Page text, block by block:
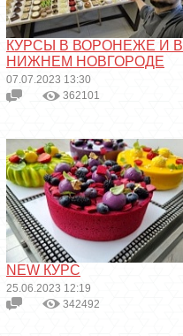
КУРСЫ В ВОРОНЕЖЕ И В
НИЖНЕМ НОВГОРОДЕ
07.07.2023 13:30
362101
NEW КУРС
25.06.2023 12:19
342492